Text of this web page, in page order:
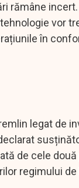
rămâne
vor
în
legat de
de cele
regimului de